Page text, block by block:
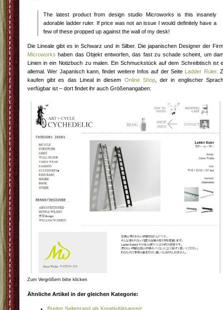
The latest product from design studio Microworks is this insanely
adorable ladder ruler. If price was not an issue I would definitely have a
few of these propped up against the wall of my desk!
Die Lineale gibt es in Schwarz und in Silber. Die japanischen Designer der
Microworks haben das Objekt entworfen, das fast zu schade scheint, um
Linien in ein Notizbuch zu malen. Ein Schmuckstück auf dem Schreibtisch ist
allemal. Wer Japanisch kann, findet weitere Infos auf der Seite
Ladder Ruler.
kaufen gibt es das Lineal in diesem Online Shop , der in englischer
verfügbar ist – dort findet ihr auch Größenangaben:
Zum Vergrößern bitte klicken
Ähnliche Artikel in der gleichen Kategorie:
Breiter Seitenrand als Kreativitätsanreiz